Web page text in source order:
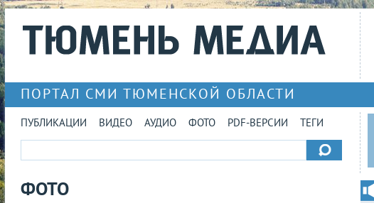
ПОРТАЛ СМИ ТЮМЕНСКОЙ ОБЛАСТИ
ПУБЛИКАЦИИ ВИДЕО АУДИО ФОТО PDF-ВЕРСИИ ТЕГИ
ФОТО